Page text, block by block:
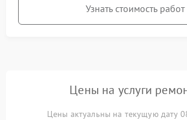
Узнать стоимость работ
Цены на услуги
Цены актуальны на текущую дату